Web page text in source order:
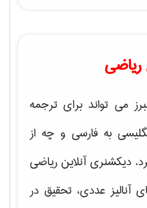
ریاضی
می تواند برای ترجمه
به فارسی و چه از
دیکشنری آنلاین ریاضی
آنالیز عددی، تحقیق در